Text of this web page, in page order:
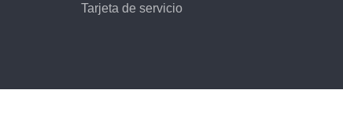
Tarjeta de servicio